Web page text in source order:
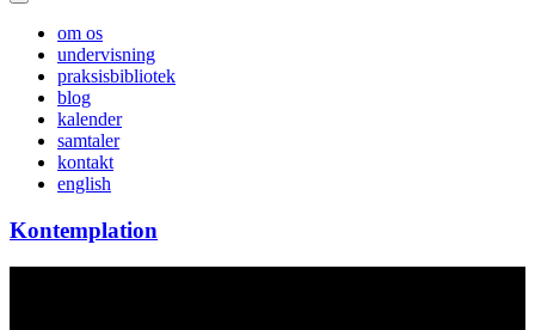
om os
undervisning
praksisbibliotek
blog
kalender
samtaler
kontakt
english
Kontemplation